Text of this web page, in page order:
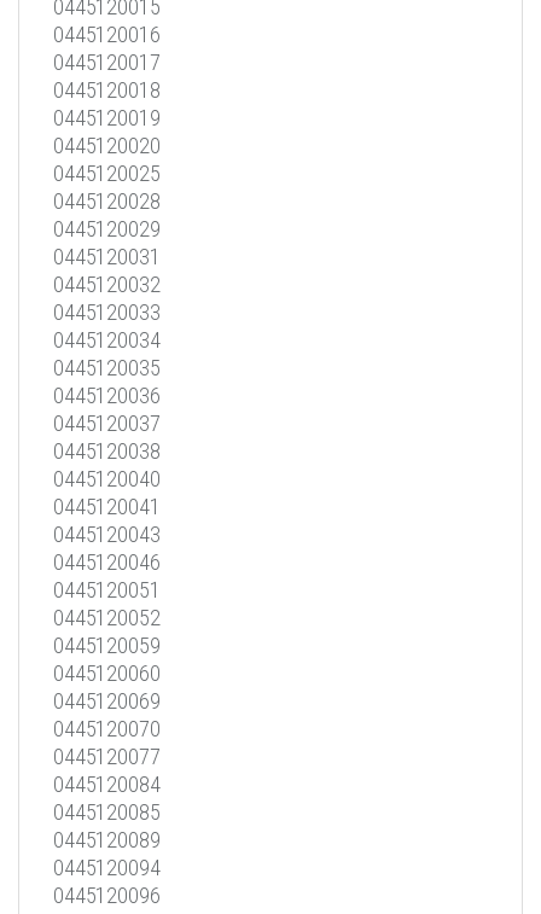
0445120015
0445120016
0445120017
0445120018
0445120019
0445120020
0445120025
0445120028
0445120029
0445120031
0445120032
0445120033
0445120034
0445120035
0445120036
0445120037
0445120038
0445120040
0445120041
0445120043
0445120046
0445120051
0445120052
0445120059
0445120060
0445120069
0445120070
0445120077
0445120084
0445120085
0445120089
0445120094
0445120096